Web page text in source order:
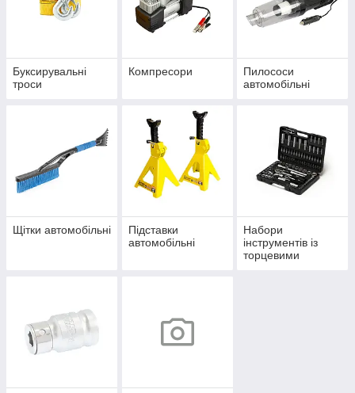
Буксирувальні
троси
Компресори
Пилососи
автомобільні
Щітки автомобільні
Підставки
автомобільні
Набори
інструментів із
торцевими